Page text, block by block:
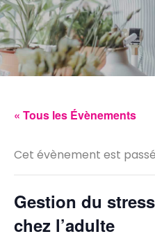
« Tous les Évènements
Cet évènement est passé
Gestion du
chez l’adulte